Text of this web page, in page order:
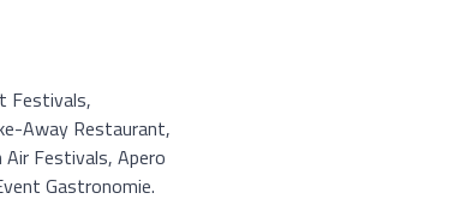
Festivals,
Away Restaurant,
Festivals, Apero
Gastronomie.